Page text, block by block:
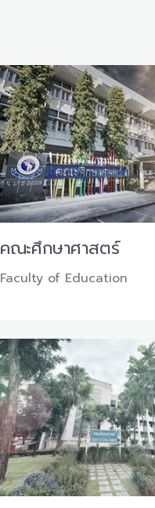
คณะศึกษาศาสตร์
Faculty of Education